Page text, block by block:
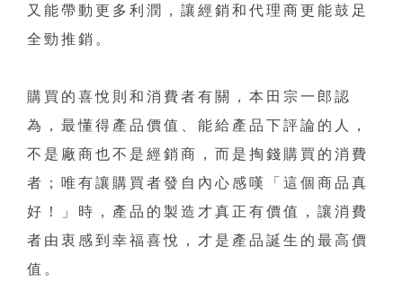
又能帶動更多利潤，讓經銷和代理商更能鼓足
全勁推銷。
購買的喜悅則和消費者有關，本田宗一郎認
為，最懂得產品價值、能給產品下評論的人，
不是廠商也不是經銷商，而是掏錢購買的消費
者；唯有讓購買者發自內心感嘆「這個商品真
好！」時，產品的製造才真正有價值，讓消費
者由衷感到幸福喜悅，才是產品誕生的最高價
值。